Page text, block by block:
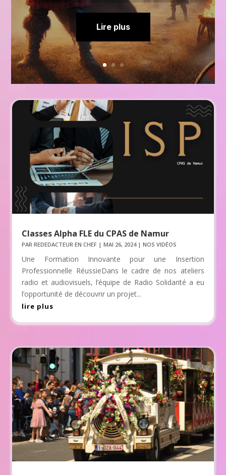
Lire plus
Classes Alpha FLE du CPAS de Namur
PARREDEDACTEUR EN CHEF |MAI 26, 2024|NOS VIDÉOS
Une Formation Innovante pour une Insertion
Professionnelle RéussieDans le cadre de nos ateliers
radio et audiovisuels, l’équipe de Radio Solidarité a eu
l’opportunité de découvrir un projet...
lire plus